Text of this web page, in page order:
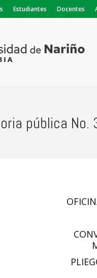
Estudiantes Docentes
pública No.